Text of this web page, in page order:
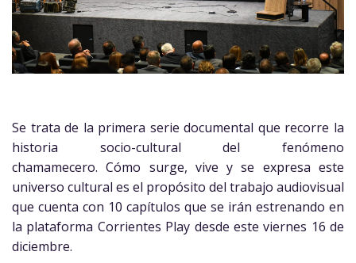
Se trata de la primera serie documental que recorre la
historia socio-cultural del fenómeno
chamamecero. Cómo surge, vive y se expresa este
universo cultural es el propósito del trabajo audiovisual
que cuenta con 10 capítulos que se irán estrenando en
la plataforma Corrientes Play desde este viernes 16 de
diciembre.